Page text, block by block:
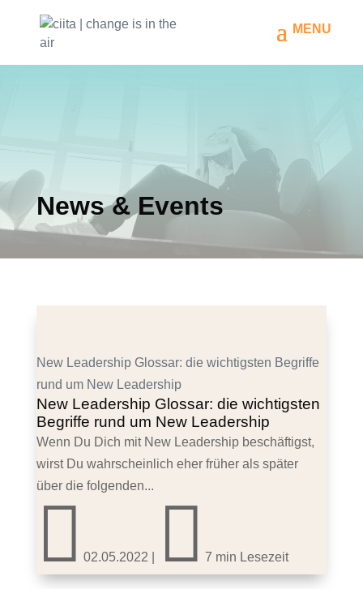
News & Events
New Leadership Glossar: die wichtigsten Begriffe
rund um New Leadership
New Leadership Glossar: die wichtigsten
Begriffe rund um New Leadership
Wenn Du Dich mit New Leadership beschäftigst,
wirst Du wahrscheinlich eher früher als später
über die folgenden...
 02.05.2022  7 min Lesezeit